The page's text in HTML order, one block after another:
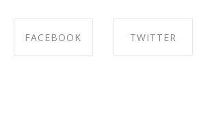
FACEBOOK TWITTER